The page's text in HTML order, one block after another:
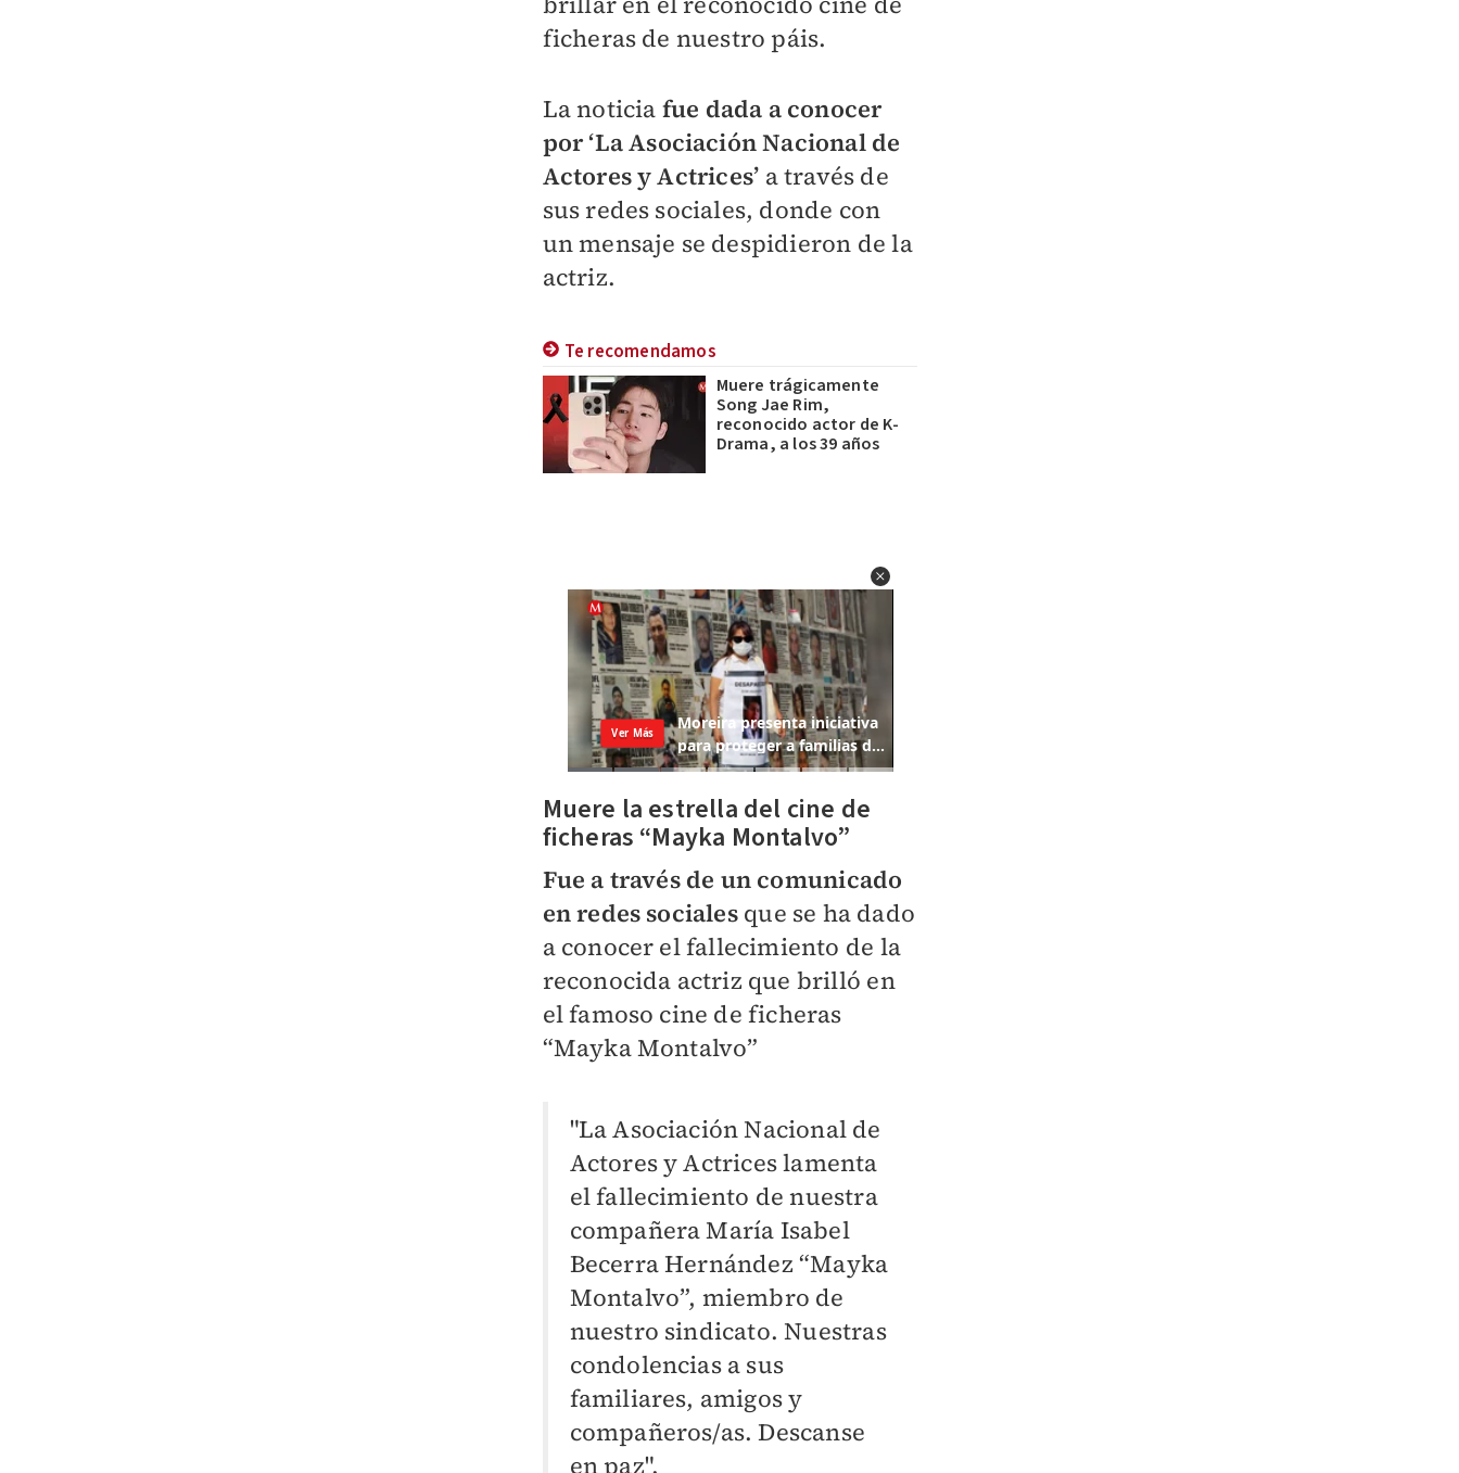
ficheras de nuestro páis.
La noticia fue dada a conocer
por ‘La Asociación Nacional de
Actores y Actrices’ a través de
sus redes sociales, donde con
un mensaje se despidieron de la
actriz.
Te recomendamos
Muere trágicamente
Song Jae Rim,
reconocido actor de K-
Drama, a los 39 años
Muere la estrella del cine de
ficheras “Mayka Montalvo”
Fue a través de un comunicado
en redes socialesque se ha dado
a conocer el fallecimiento de la
reconocida actriz que brilló en
el famoso cine de ficheras
“Mayka Montalvo”
"La Asociación Nacional de
Actores y Actrices lamenta
el fallecimiento de nuestra
compañera María Isabel
Becerra Hernández “Mayka
Montalvo”, miembro de
nuestro sindicato. Nuestras
condolencias a sus
familiares, amigos y
compañeros/as. Descanse
en paz".